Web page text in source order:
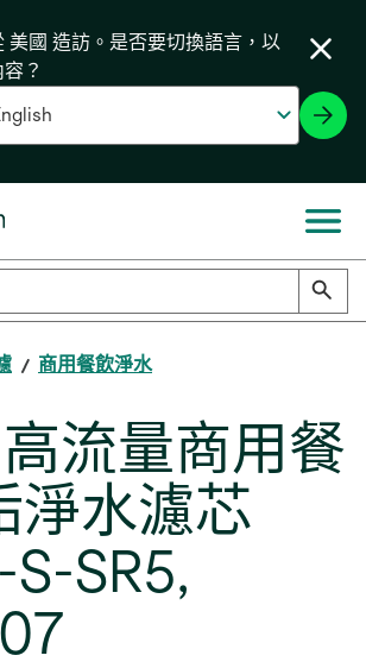
美國 造訪。是否要切換語言，以
？
商用餐飲淨水
流量商用餐
淨水濾芯
SR5,